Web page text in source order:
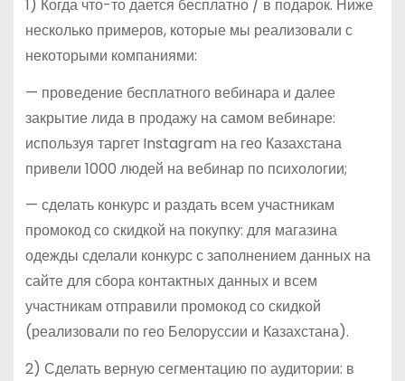
1) Когда что-то дается бесплатно / в подарок. Ниже
несколько примеров, которые мы реализовали с
некоторыми компаниями:
— проведение бесплатного вебинара и далее
закрытие лида в продажу на самом вебинаре:
используя таргет Instagram на гео Казахстана
привели 1000 людей на вебинар по психологии;
— сделать конкурс и раздать всем участникам
промокод со скидкой на покупку: для магазина
одежды сделали конкурс с заполнением данных на
сайте для сбора контактных данных и всем
участникам отправили промокод со скидкой
(реализовали по гео Белоруссии и Казахстана).
2) Сделать верную сегментацию по аудитории: в